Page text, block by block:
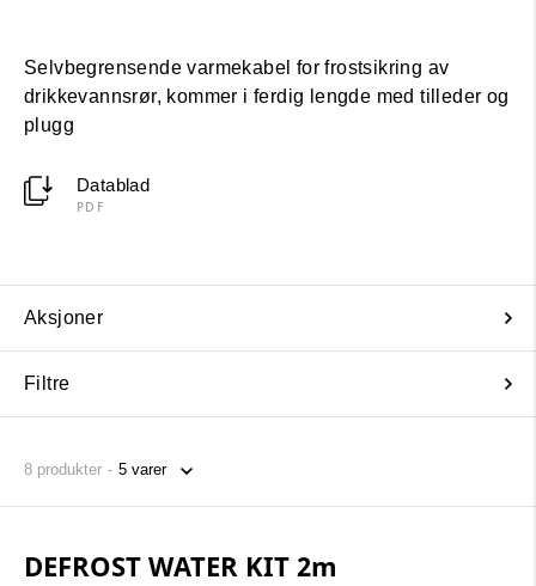
Selvbegrensende varmekabel for frostsikring av
drikkevannsrør, kommer i ferdig lengde med tilleder og
plugg
Datablad
PDF
Aksjoner
Filtre
8 produkter
DEFROST WATER KIT 2m